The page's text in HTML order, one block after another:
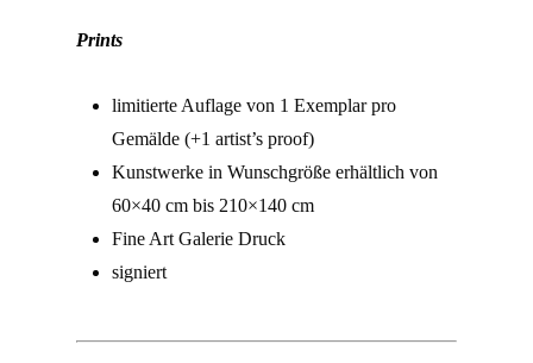
Prints
limitierte Auflage von 1 Exemplar pro
Gemälde (+1 artist’s proof)
Kunstwerke in Wunschgröße erhältlich von
60×40 cm bis 210×140 cm
Fine Art Galerie Druck
signiert